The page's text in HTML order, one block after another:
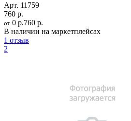
Арт. 11759
760 р.
от 0 р.760 р.
В наличии на маркетплейсах
1 отзыв
2